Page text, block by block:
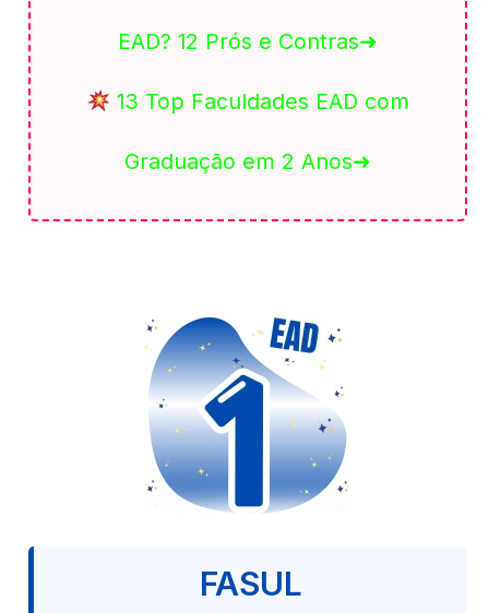
EAD? 12 Prós e Contras➜
13 Top Faculdades EAD com
Graduação em 2 Anos➜
FASUL